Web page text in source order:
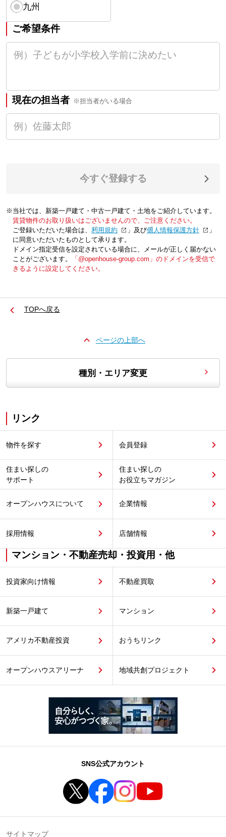
九州
ご希望条件
現在の担当者 ※担当者がいる場合
今すぐ登録する
※当社では、新築一戸建て・中古一戸建て・土地をご紹介しています。
賃貸物件のお取り扱いはございませんので、ご注意ください。
ご登録いただいた場合は、「利用規約 」及び「個人情報保護方針
」
に同意いただいたものとして承ります。
ドメイン指定受信を設定されている場合に、メールが正しく届かない
ことがございます。
「@openhouse-group.com」のドメインを受信で
きるように設定してください。
TOPへ戻る
ページの上部へ
種別・エリア変更
リンク
物件を探す 会員登録
住まい探しの
サポート
住まい探しの
お役立ちマガジン
オープンハウスについて 企業情報
採用情報 店舗情報
マンション・不動産売却・投資用・他
投資家向け情報 不動産買取
新築一戸建て マンション
アメリカ不動産投資 おうちリンク
オープンハウスアリーナ 地域共創プロジェクト
SNS公式アカウント
サイトマップ